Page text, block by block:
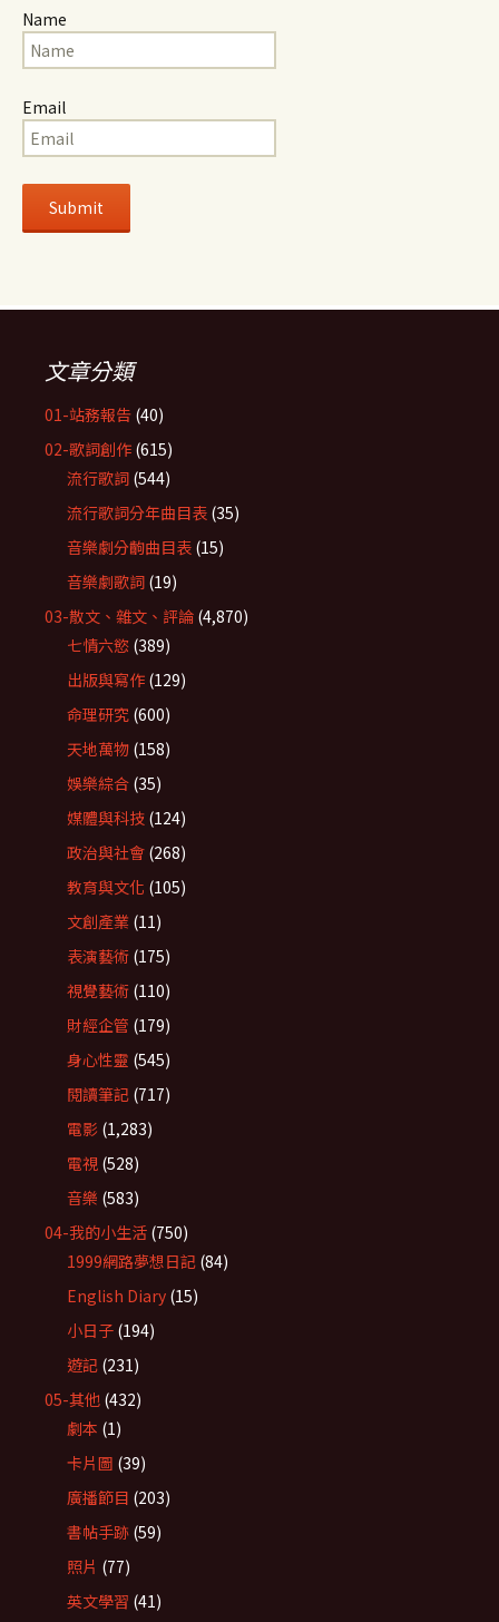
Name
Email
文章分類
01-站務報告 (40)
02-歌詞創作 (615)
流行歌詞 (544)
流行歌詞分年曲目表 (35)
音樂劇分齣曲目表 (15)
音樂劇歌詞 (19)
03-散文、雜文、評論 (4,870)
七情六慾 (389)
出版與寫作 (129)
命理研究 (600)
天地萬物 (158)
娛樂綜合 (35)
媒體與科技 (124)
政治與社會 (268)
教育與文化 (105)
文創產業 (11)
表演藝術 (175)
視覺藝術 (110)
財經企管 (179)
身心性靈 (545)
閱讀筆記 (717)
電影 (1,283)
電視 (528)
音樂 (583)
04-我的小生活 (750)
1999網路夢想日記 (84)
English Diary (15)
小日子 (194)
遊記 (231)
05-其他 (432)
劇本 (1)
卡片圖 (39)
廣播節目 (203)
書帖手跡 (59)
照片 (77)
英文學習 (41)